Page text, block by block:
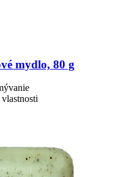
mydlo, 80 g